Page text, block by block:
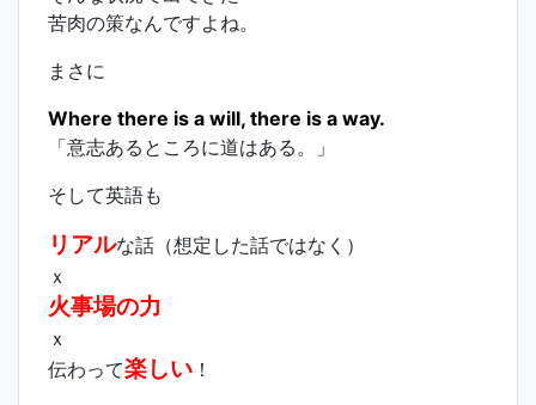
苦肉の策なんですよね。
まさに
Where there is a will, there is a way.
「意志あるところに道はある。」
そして英語も
リアルな話（想定した話ではなく）
ｘ
火事場の力
ｘ
伝わって楽しい ！